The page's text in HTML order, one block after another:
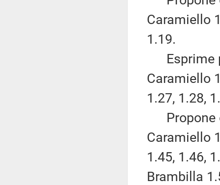
Caramiello
1.19.
Esprime
Caramiello
1.27, 1.28,
Propone
Caramiello
1.45, 1.46,
Brambilla